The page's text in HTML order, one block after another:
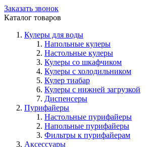
Заказать звонок
Каталог товаров
Кулеры для воды
Напольные кулеры
Настольные кулеры
Кулеры со шкафчиком
Кулеры с холодильником
Кулер тиабар
Кулеры с нижней загрузкой
Диспенсеры
Пурифайеры
Настольные пурифайеры
Напольные пурифайеры
Фильтры к пурифайерам
Аксессуары